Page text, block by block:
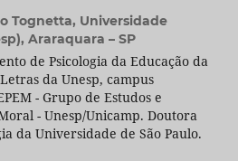
Tognetta, Universidade
Araraquara – SP
de Psicologia da Educação da
da Unesp, campus
- Grupo de Estudos e
- Unesp/Unicamp. Doutora
da Universidade de São Paulo.